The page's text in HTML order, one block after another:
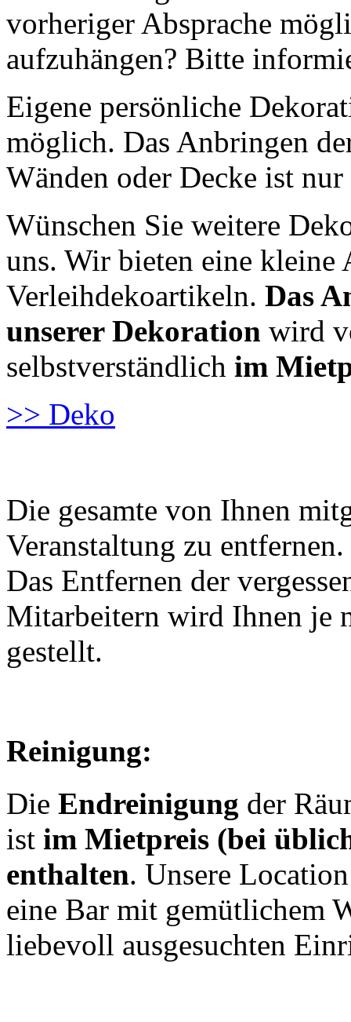
vorheriger Absprache
aufzuhängen? Bitte
Eigene persönliche
möglich. Das Anbringen
Wänden oder Decke ist
Wünschen Sie weitere
uns. Wir bieten eine kleine
Verleihdekoartikeln. Das
unserer Dekoration wird
selbstverständlich im
>> Deko
Die gesamte von Ihnen
Veranstaltung zu entfernen.
Das Entfernen der
Mitarbeitern wird Ihnen je
gestellt.
Reinigung:
Die Endreinigung der
ist im Mietpreis (bei
enthalten. Unsere
eine Bar mit gemütlichem
liebevoll ausgesuchten